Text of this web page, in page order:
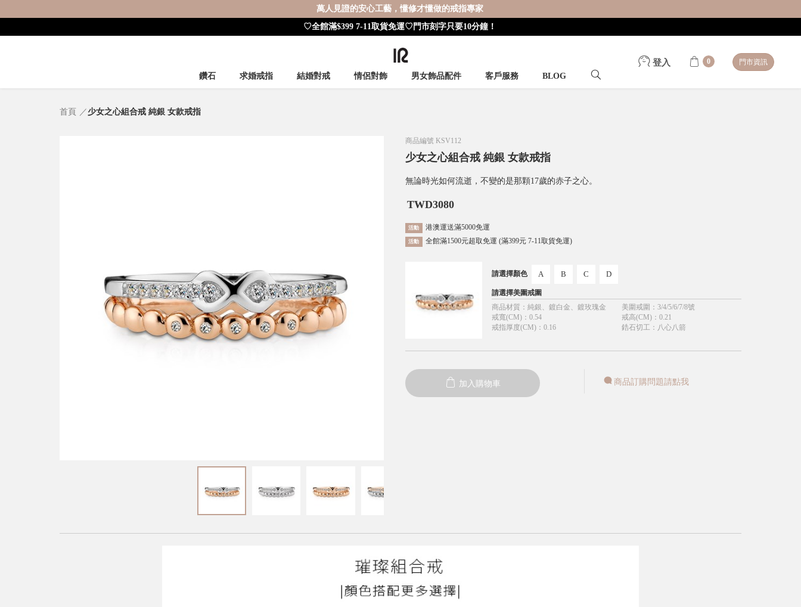
萬人見證的安心工藝，懂修才懂做的戒指專家
♡全館滿$399 7-11取貨免運♡門市刻字只要10分鐘！
鑽石 求婚戒指 結婚對戒 情侶對飾 男女飾品配件 客戶服務 BLOG
登入 0 門市資訊
首頁 少女之心組合戒 純銀 女款戒指
商品編號 KSV112
少女之心組合戒 純銀 女款戒指
無論時光如何流逝，不變的是那顆17歲的赤子之心。
TWD3080
活動 港澳運送滿5000免運
活動 全館滿1500元超取免運 (滿399元 7-11取貨免運)
請選擇顏色 A B C D
請選擇美圍戒圍
商品材質 ： 純銀、鍍白金、鍍玫瑰金 美圍戒圍 ： 3/4/5/6/7/8號
戒寬(CM) ： 0.54 戒高(CM)： 0.21
戒指厚度(CM) ： 0.16 鋯石切工 ： 八心八箭
加入購物車 商品訂購問題請點我